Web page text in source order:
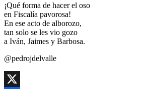
¡Qué forma de hacer el oso
en Fiscalía pavorosa!
En ese acto de alborozo,
tan solo se les vio gozo
a Iván, Jaimes y Barbosa.
@pedrojdelvalle